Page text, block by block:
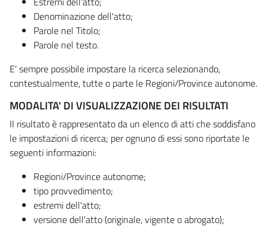
Denominazione dell'atto;
Parole nel Titolo;
Parole nel testo.
E' sempre possibile impostare la ricerca selezionando,
contestualmente, tutte o parte le Regioni/Province autonome.
MODALITA' DI VISUALIZZAZIONE DEI RISULTATI
Il risultato è rappresentato da un elenco di atti che soddisfano
le impostazioni di ricerca; per ognuno di essi sono riportate le
seguenti informazioni:
Regioni/Province autonome;
tipo provvedimento;
estremi dell'atto;
versione dell'atto (originale, vigente o abrogato);